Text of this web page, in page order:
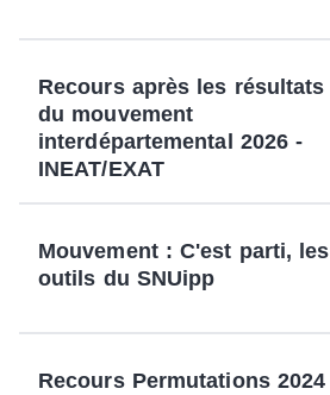
Recours après les résultats
du mouvement
interdépartemental 2026 -
INEAT/EXAT
Mouvement : C'est parti, les
outils du SNUipp
Recours Permutations 2024